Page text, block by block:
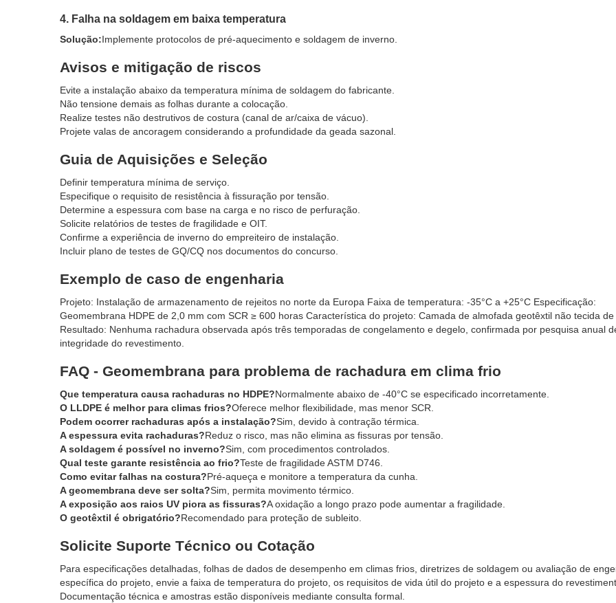
4. Falha na soldagem em baixa temperatura
Solução:Implemente protocolos de pré-aquecimento e soldagem de inverno.
Avisos e mitigação de riscos
Evite a instalação abaixo da temperatura mínima de soldagem do fabricante.
Não tensione demais as folhas durante a colocação.
Realize testes não destrutivos de costura (canal de ar/caixa de vácuo).
Projete valas de ancoragem considerando a profundidade da geada sazonal.
Guia de Aquisições e Seleção
Definir temperatura mínima de serviço.
Especifique o requisito de resistência à fissuração por tensão.
Determine a espessura com base na carga e no risco de perfuração.
Solicite relatórios de testes de fragilidade e OIT.
Confirme a experiência de inverno do empreiteiro de instalação.
Incluir plano de testes de GQ/CQ nos documentos do concurso.
Exemplo de caso de engenharia
Projeto: Instalação de armazenamento de rejeitos no norte da Europa Faixa de temperatura: -35°C a +25°C Especificação:
Geomembrana HDPE de 2,0 mm com SCR ≥ 600 horas Característica do projeto: Camada de almofada geotêxtil não tecida de
Resultado: Nenhuma rachadura observada após três temporadas de congelamento e degelo, confirmada por pesquisa anual
integridade do revestimento.
FAQ - Geomembrana para problema de rachadura em clima frio
Que temperatura causa rachaduras no HDPE?Normalmente abaixo de -40°C se especificado incorretamente.
O LLDPE é melhor para climas frios?Oferece melhor flexibilidade, mas menor SCR.
Podem ocorrer rachaduras após a instalação?Sim, devido à contração térmica.
A espessura evita rachaduras?Reduz o risco, mas não elimina as fissuras por tensão.
A soldagem é possível no inverno?Sim, com procedimentos controlados.
Qual teste garante resistência ao frio?Teste de fragilidade ASTM D746.
Como evitar falhas na costura?Pré-aqueça e monitore a temperatura da cunha.
A geomembrana deve ser solta?Sim, permita movimento térmico.
A exposição aos raios UV piora as fissuras?A oxidação a longo prazo pode aumentar a fragilidade.
O geotêxtil é obrigatório?Recomendado para proteção de subleito.
Solicite Suporte Técnico ou Cotação
Para especificações detalhadas, folhas de dados de desempenho em climas frios, diretrizes de soldagem ou avaliação de
específica do projeto, envie a faixa de temperatura do projeto, os requisitos de vida útil do projeto e a espessura do
Documentação técnica e amostras estão disponíveis mediante consulta formal.